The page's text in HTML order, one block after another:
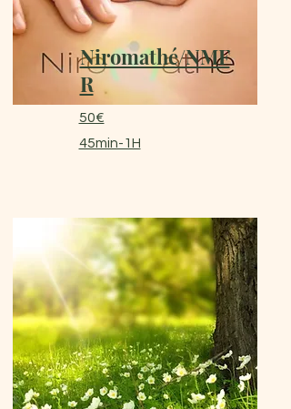
Niromathé/NMF
R
50€
45min-1H